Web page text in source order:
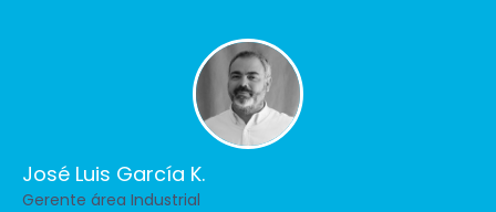
José Luis García K.
Gerente área Industrial